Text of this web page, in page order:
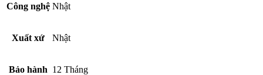
Công nghệ Nhật
Xuất xứ Nhật
Bảo hành 12 Tháng